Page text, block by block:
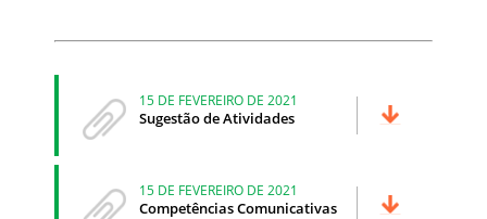
15 DE FEVEREIRO DE 2021
Sugestão de Atividades
15 DE FEVEREIRO DE 2021
Competências Comunicativas